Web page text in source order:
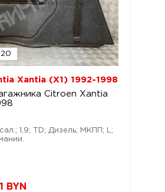
Xantia (X1) 1992-1998
Citroen Xantia
1,9; TD; Дизель; МКПП; L;
BYN